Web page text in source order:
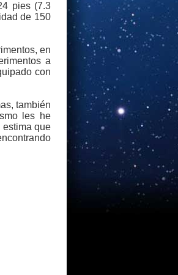
pies (7.3
de 150
en
a
con
también
les he
estima que